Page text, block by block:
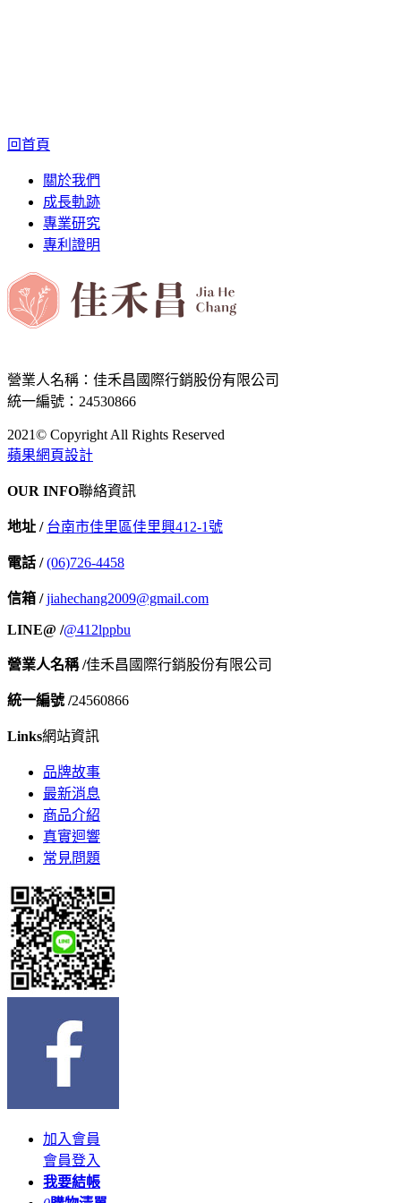
回首頁
關於我們
成長軌跡
專業研究
專利證明
營業人名稱：佳禾昌國際行銷股份有限公司
統一編號：24530866
2021© Copyright All Rights Reserved
蘋果網頁設計
OUR INFO聯絡資訊
地址 / 台南市佳里區佳里興412-1號
電話 /(06)726-4458
信箱 /jiahechang2009@gmail.com
LINE@ /@412lppbu
營業人名稱 /佳禾昌國際行銷股份有限公司
統一編號 /24560866
Links網站資訊
品牌故事
最新消息
商品介紹
真實迴響
常見問題
加入會員
會員登入
我要結帳